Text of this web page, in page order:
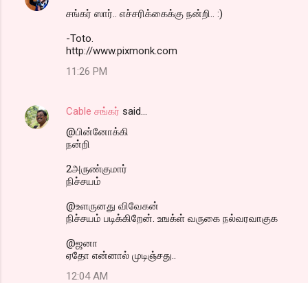
ச‌ங்க‌ர் ஸார்.. எச்ச‌ரிக்கைக்கு ந‌ன்றி.. :)
-Toto.
http://www.pixmonk.com
11:26 PM
Cable சங்கர் said…
@பின்னோக்கி
நன்றி
2அருண்குமார்
நிச்சயம்
@உளருனது விவேகன்
நிச்சயம் படிக்கிறேன். உஙக்ள் வருகை நல்வரவாகுக
@ஜனா
ஏதோ என்னால் முடிஞ்சது..
12:04 AM